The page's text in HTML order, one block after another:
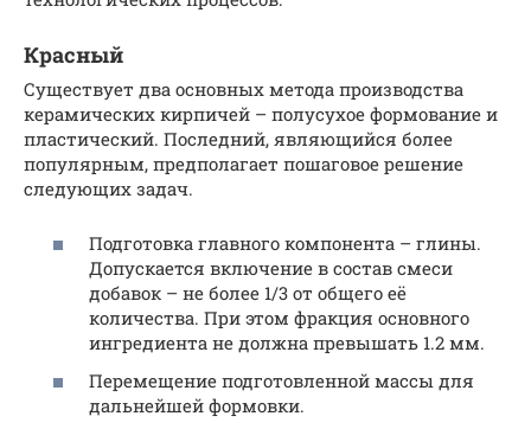
Красный
Существует два основных метода производства
керамических кирпичей – полусухое формование и
пластический. Последний, являющийся более
популярным, предполагает пошаговое решение
следующих задач.
Подготовка главного компонента – глины.
Допускается включение в состав смеси
добавок – не более 1/3 от общего её
количества. При этом фракция основного
ингредиента не должна превышать 1.2 мм.
Перемещение подготовленной массы для
дальнейшей формовки.